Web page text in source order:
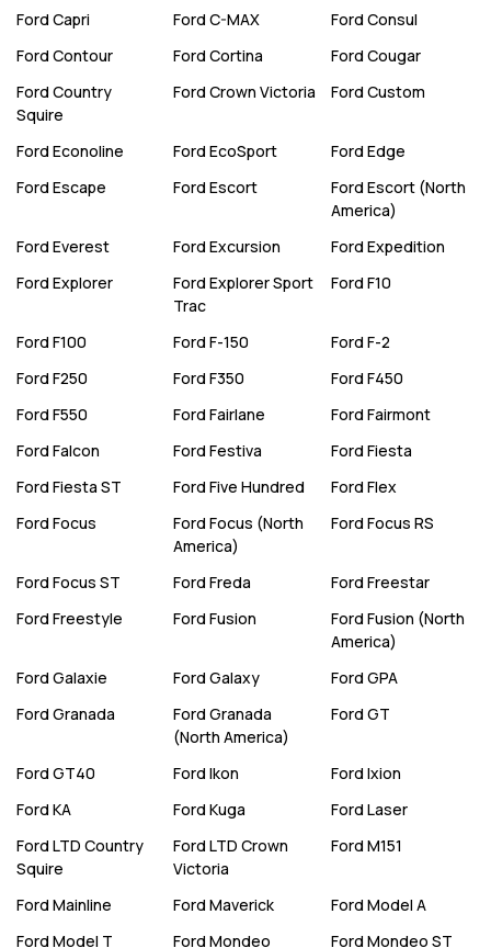
Ford Capri Ford C-MAX Ford Consul
Ford Contour Ford Cortina Ford Cougar
Ford Country
Squire
Ford Crown Victoria Ford Custom
Ford Econoline Ford EcoSport Ford Edge
Ford Escape Ford Escort Ford Escort (North
America)
Ford Everest Ford Excursion Ford Expedition
Ford Explorer Ford Explorer Sport
Trac
Ford F10
Ford F100 Ford F-150 Ford F-2
Ford F250 Ford F350 Ford F450
Ford F550 Ford Fairlane Ford Fairmont
Ford Falcon Ford Festiva Ford Fiesta
Ford Fiesta ST Ford Five Hundred Ford Flex
Ford Focus Ford Focus (North
America)
Ford Focus RS
Ford Focus ST Ford Freda Ford Freestar
Ford Freestyle Ford Fusion Ford Fusion (North
America)
Ford Galaxie Ford Galaxy Ford GPA
Ford Granada Ford Granada
(North America)
Ford GT
Ford GT40 Ford Ikon Ford Ixion
Ford KA Ford Kuga Ford Laser
Ford LTD Country
Squire
Ford LTD Crown
Victoria
Ford M151
Ford Mainline Ford Maverick Ford Model A
Ford Model T Ford Mondeo Ford Mondeo ST